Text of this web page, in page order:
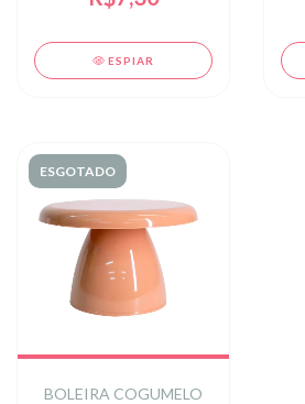
ESPIAR
ESGOTADO
BOLEIRA COGUMELO